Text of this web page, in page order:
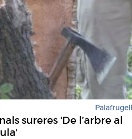
Palafrugell
sureres 'De l’arbre al